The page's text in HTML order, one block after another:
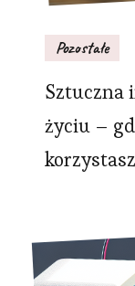
Pozostałe
Sztuczna
życiu –
korzystasz